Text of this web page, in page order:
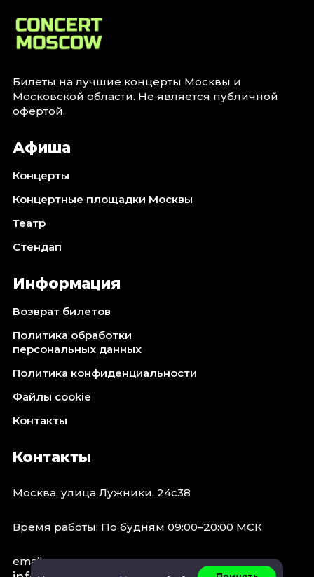
Билеты на лучшие концерты Москвы и
Московской области. Не является публичной
офертой.
Афиша
Концерты
Концертные площадки Москвы
Театр
Стендап
Информация
Возврат билетов
Политика обработки
персональных данных
Политика конфиденциальности
Файлы cookie
Контакты
Контакты
Москва, улица Лужники, 24с38
Время работы: По будням 09:00–20:00 МСК
email: